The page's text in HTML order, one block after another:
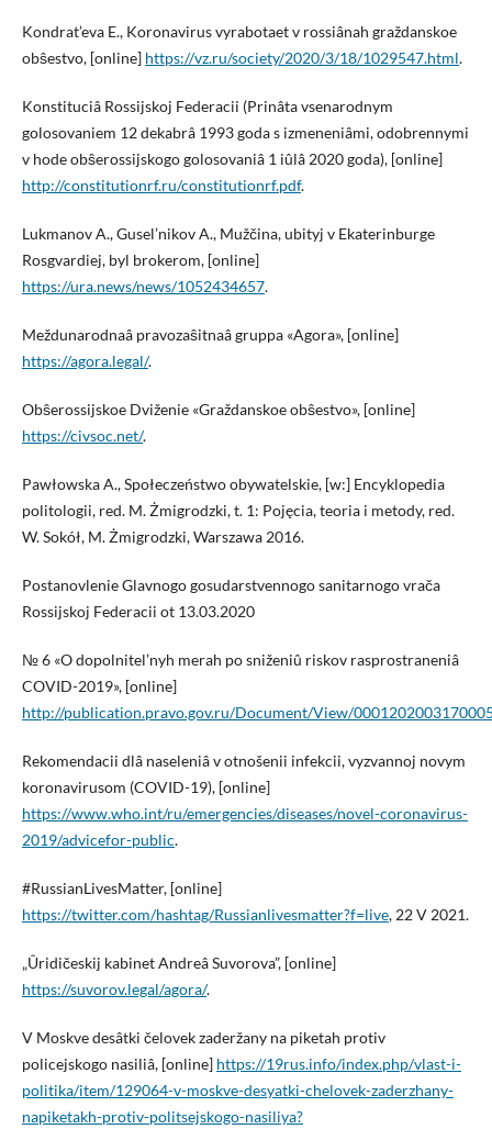
Kondrat’eva E., Koronavirus vyrabotaet v rossiânah graždanskoe
obŝestvo, [online] https://vz.ru/society/2020/3/18/1029547.html.
Konstituciâ Rossijskoj Federacii (Prinâta vsenarodnym
golosovaniem 12 dekabrâ 1993 goda s izmeneniâmi, odobrennymi
v hode obŝerossijskogo golosovaniâ 1 iûlâ 2020 goda), [online]
http://constitutionrf.ru/constitutionrf.pdf.
Lukmanov A., Gusel’nikov A., Mužčina, ubityj v Ekaterinburge
Rosgvardiej, byl brokerom, [online]
https://ura.news/news/1052434657.
Meždunarodnaâ pravozaŝitnaâ gruppa «Agora», [online]
https://agora.legal/.
Obŝerossijskoe Dviženie «Graždanskoe obŝestvo», [online]
https://civsoc.net/.
Pawłowska A., Społeczeństwo obywatelskie, [w:] Encyklopedia
politologii, red. M. Żmigrodzki, t. 1: Pojęcia, teoria i metody, red.
W. Sokół, M. Żmigrodzki, Warszawa 2016.
Postanovlenie Glavnogo gosudarstvennogo sanitarnogo vrača
Rossijskoj Federacii ot 13.03.2020
№ 6 «O dopolnitel’nyh merah po sniženiû riskov rasprostraneniâ
COVID-2019», [online]
http://publication.pravo.gov.ru/Document/View/
Rekomendacii dlâ naseleniâ v otnošenii infekcii, vyzvannoj novym
koronavirusom (COVID-19), [online]
https://www.who.int/ru/emergencies/diseases/novel-coronavirus-
2019/advicefor-public.
#RussianLivesMatter, [online]
https://twitter.com/hashtag/Russianlivesmatter?f=live, 22 V 2021.
„Ûridičeskij kabinet Andreâ Suvorova”, [online]
https://suvorov.legal/agora/.
V Moskve desâtki čelovek zaderžany na piketah protiv
policejskogo nasiliâ, [online] https://19rus.info/index.php/vlast-i-
politika/item/129064-v-moskve-desyatki-chelovek-zaderzhany-
napiketakh-protiv-politsejskogo-nasiliya?